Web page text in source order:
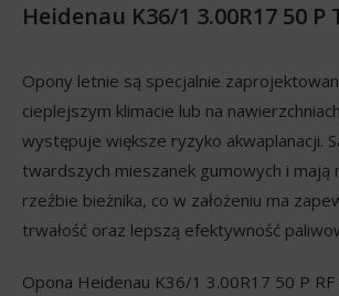
Heidenau K36/1 3.00R17 50 P
Opony letnie są specjalnie
cieplejszym klimacie lub na
występuje większe ryzyko akwaplanacji.
twardszych mieszanek gumowych i mają
rzeźbie bieżnika, co w założeniu ma
trwałość oraz lepszą efektywność
Opona Heidenau K36/1 3.00R17 50 P